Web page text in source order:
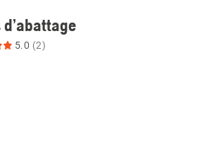
d’abattage
5.0 (2)